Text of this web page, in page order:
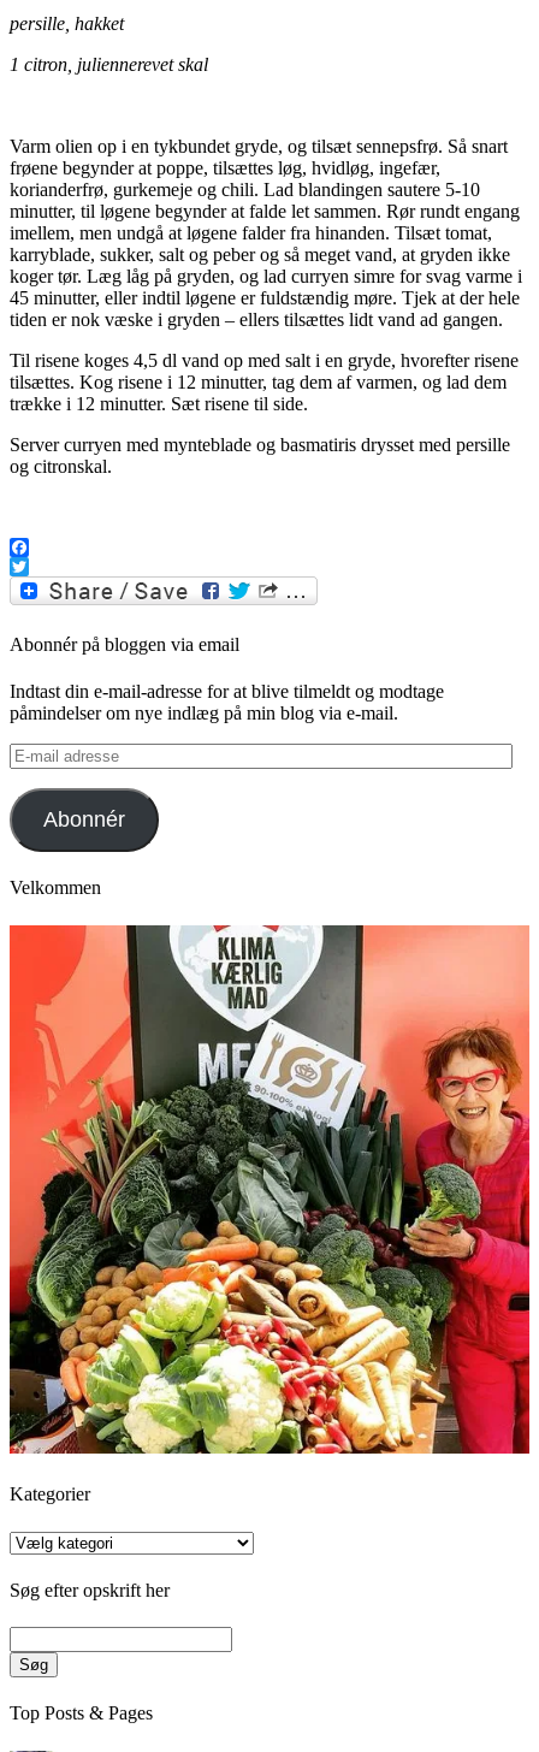
persille, hakket
1 citron, juliennerevet skal
Varm olien op i en tykbundet gryde, og tilsæt sennepsfrø. Så snart
frøene begynder at poppe, tilsættes løg, hvidløg, ingefær,
korianderfrø, gurkemeje og chili. Lad blandingen sautere 5-10
minutter, til løgene begynder at falde let sammen. Rør rundt engang
imellem, men undgå at løgene falder fra hinanden. Tilsæt tomat,
karryblade, sukker, salt og peber og så meget vand, at gryden ikke
koger tør. Læg låg på gryden, og lad curryen simre for svag varme i
45 minutter, eller indtil løgene er fuldstændig møre. Tjek at der hele
tiden er nok væske i gryden – ellers tilsættes lidt vand ad gangen.
Til risene koges 4,5 dl vand op med salt i en gryde, hvorefter risene
tilsættes. Kog risene i 12 minutter, tag dem af varmen, og lad dem
trække i 12 minutter. Sæt risene til side.
Server curryen med mynteblade og basmatiris drysset med persille
og citronskal.
Facebook
Twitter
Abonnér på bloggen via email
Indtast din e-mail-adresse for at blive tilmeldt og modtage
påmindelser om nye indlæg på min blog via e-mail.
E-
mail
adresse
Abonnér
Velkommen
Kategorier
Kategorier
Søg efter opskrift her
Søg
Top Posts & Pages